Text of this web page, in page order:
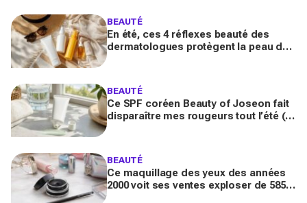
BEAUTÉ
En été, ces 4 réflexes beauté des
dermatologues protègent la peau des
BEAUTÉ
Ce SPF coréen Beauty of Joseon fait
disparaître mes rougeurs tout l’été (et
BEAUTÉ
Ce maquillage des yeux des années
2000 voit ses ventes exploser de 585